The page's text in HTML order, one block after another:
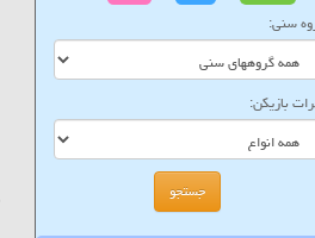
سنی:
بازیکن: